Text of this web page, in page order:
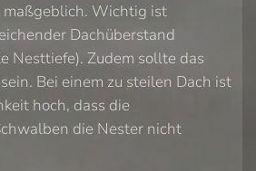
Wichtig ist
Dachüberstand
Nesttiefe). Zudem sollte das
Bei einem zu steilen Dach ist
hoch, dass die
die Nester nicht